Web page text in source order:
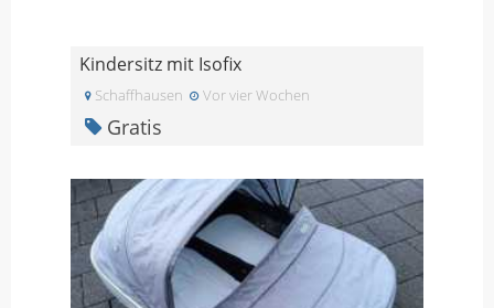
Kindersitz mit Isofix
Schaffhausen Vor vier Wochen
Gratis